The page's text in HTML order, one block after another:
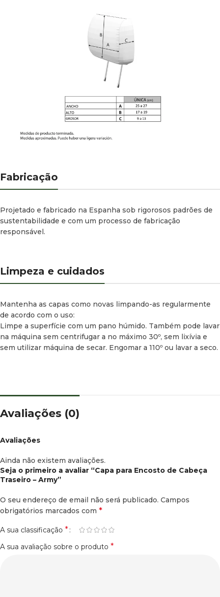
Fabricação
Projetado e fabricado na Espanha sob rigorosos padrões de
sustentabilidade e com um processo de fabricação
responsável.
Limpeza e cuidados
Mantenha as capas como novas limpando-as regularmente
de acordo com o uso:
Limpe a superfície com um pano húmido. Também pode lavar
na máquina sem centrifugar a no máximo 30º, sem lixívia e
sem utilizar máquina de secar. Engomar a 110º ou lavar a seco.
Avaliações (0)
Avaliações
Ainda não existem avaliações.
Seja o primeiro a avaliar “Capa para Encosto de Cabeça
Traseiro – Army”
O seu endereço de email não será publicado. Campos
obrigatórios marcados com *
A sua classificação *
A sua avaliação sobre o produto *